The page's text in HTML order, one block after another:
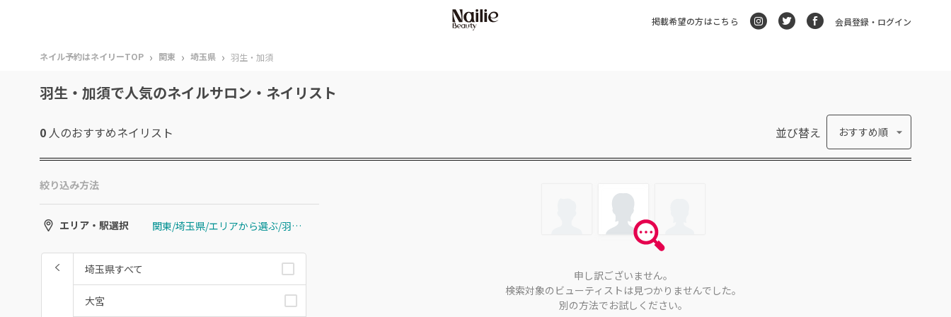
掲載希望の方はこちら 会員登録・ログイン
ネイル予約はネイリーTOP › 関東 › 埼玉県 › 羽生・加須
羽生・加須で人気のネイルサロン・ネイリスト
0 人のおすすめネイリスト 並び替え おすすめ順
絞り込み方法
エリア・駅選択 関東/埼玉県/エリアから選ぶ/羽生・加須
埼玉県すべて
大宮
申し訳ございません。
検索対象のビューティストは見つかりませんでした。
別の方法でお試しください。